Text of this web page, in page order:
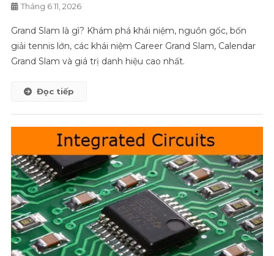
Tháng 6 11, 2026
Grand Slam là gì? Khám phá khái niệm, nguồn gốc, bốn
giải tennis lớn, các khái niệm Career Grand Slam, Calendar
Grand Slam và giá trị danh hiệu cao nhất.
Đọc tiếp